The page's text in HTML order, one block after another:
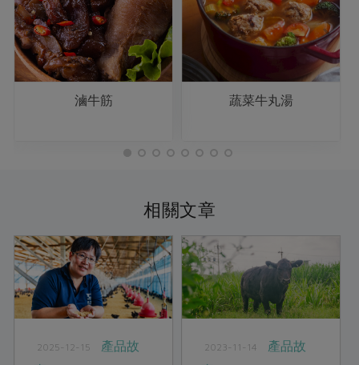
滷牛筋 蔬菜牛丸湯
相關文章
2025-12-15
產品故
2023-11-14
產品故